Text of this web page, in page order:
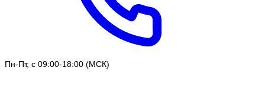
Пн-Пт, с 09:00-18:00 (МСК)